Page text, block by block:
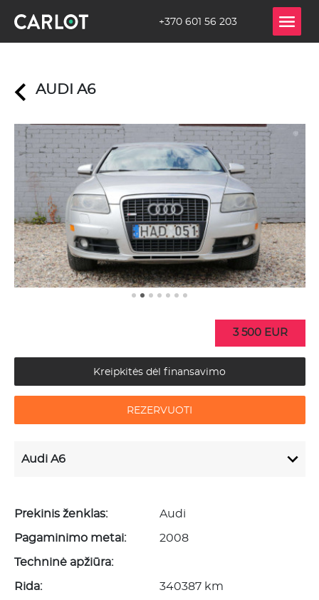
+370 601 56 203
AUDI A6
3 500 EUR
Kreipkitės dėl finansavimo
REZERVUOTI
Audi A6
Prekinis ženklas: Audi
Pagaminimo metai: 2008
Techninė apžiūra:
Rida: 340387 km